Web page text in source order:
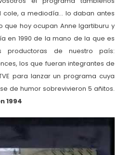
a mediodía… lo daban antes
que hoy ocupan Anne Igartiburu y
en 1990 de la mano de la que es
de nuestro país:
los que fueran integrantes de
para lanzar un programa cuya
de humor sobrevivieron 5 añitos.
1994